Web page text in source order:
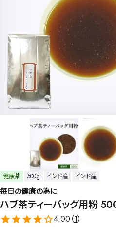
健康茶 500g インド産 インド産
毎日の健康の為に
ハブ茶ティーバッグ用粉
4.00（1）